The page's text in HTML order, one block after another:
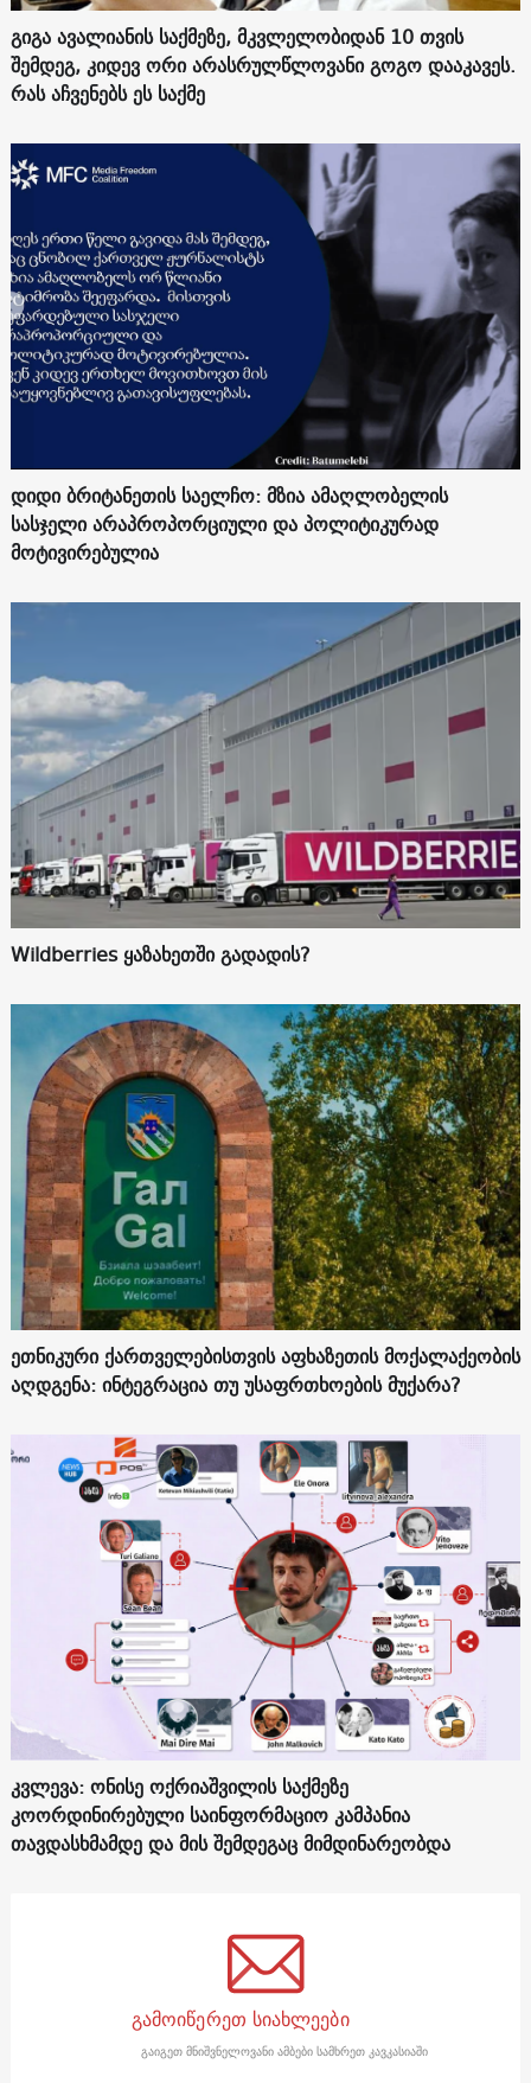
გიგა ავალიანის საქმეზე, მკვლელობიდან 10 თვის
შემდეგ, კიდევ ორი არასრულწლოვანი გოგო დააკავეს.
რას აჩვენებს ეს საქმე
დიდი ბრიტანეთის საელჩო: მზია ამაღლობელის
სასჯელი არაპროპორციული და პოლიტიკურად
მოტივირებულია
Wildberries ყაზახეთში გადადის?
ეთნიკური ქართველებისთვის აფხაზეთის მოქალაქეობის
აღდგენა: ინტეგრაცია თუ უსაფრთხოების მუქარა?
კვლევა: ონისე ოქრიაშვილის საქმეზე
კოორდინირებული საინფორმაციო კამპანია
თავდასხმამდე და მის შემდეგაც მიმდინარეობდა
გამოიწერეთ სიახლეები
გაიგეთ მნიშვნელოვანი ამბები სამხრეთ კავკასიაში